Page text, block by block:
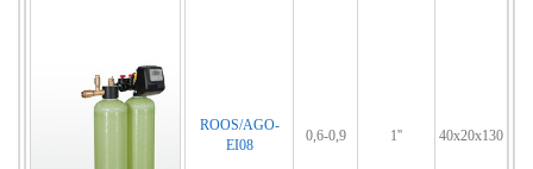
ROOS/AGO-
EI08
0,6-0,9 1'' 40x20x130